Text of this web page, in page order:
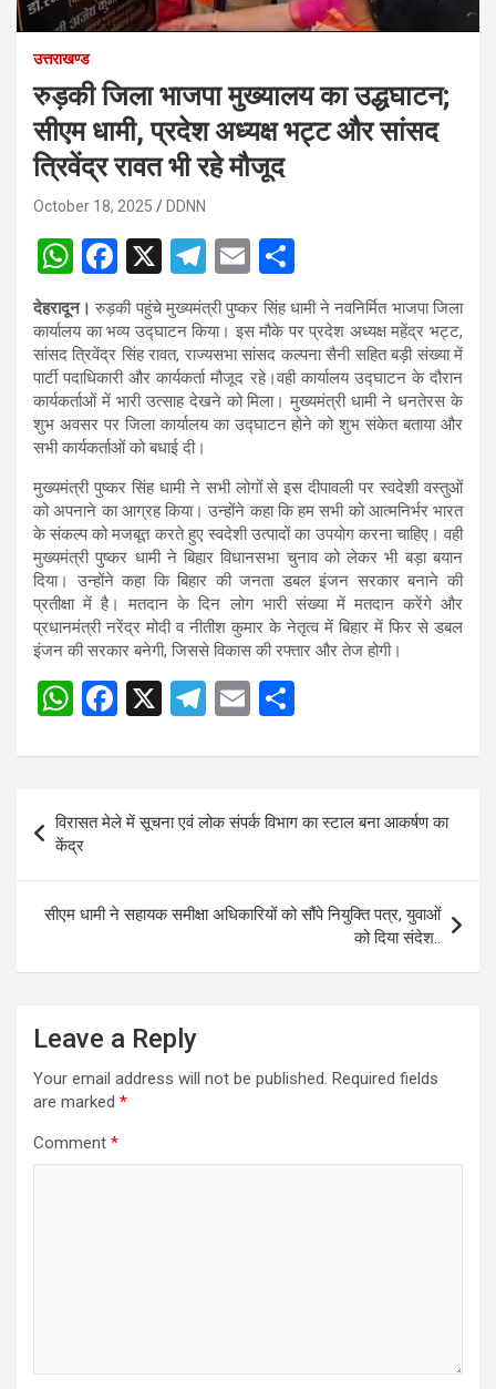
उत्तराखण्ड
रुड़की जिला भाजपा मुख्यालय का उद्धघाटन;
सीएम धामी, प्रदेश अध्यक्ष भट्ट और सांसद
त्रिवेंद्र रावत भी रहे मौजूद
October 18, 2025 DDNN
W
h
at
s
A
p
p
F
a
ce
b
o
o
k
X
T
el
e
gr
a
m
E
m
ail
h
ar
e
देहरादून। रुड़की पहुंचे मुख्यमंत्री पुष्कर सिंह धामी ने नवनिर्मित भाजपा जिला
कार्यालय का भव्य उद्घाटन किया। इस मौके पर प्रदेश अध्यक्ष महेंद्र भट्ट,
सांसद त्रिवेंद्र सिंह रावत, राज्यसभा सांसद कल्पना सैनी सहित बड़ी संख्या में
पार्टी पदाधिकारी और कार्यकर्ता मौजूद रहे।वही कार्यालय उद्घाटन के दौरान
कार्यकर्ताओं में भारी उत्साह देखने को मिला। मुख्यमंत्री धामी ने धनतेरस के
शुभ अवसर पर जिला कार्यालय का उद्घाटन होने को शुभ संकेत बताया और
सभी कार्यकर्ताओं को बधाई दी।
मुख्यमंत्री पुष्कर सिंह धामी ने सभी लोगों से इस दीपावली पर स्वदेशी वस्तुओं
को अपनाने का आग्रह किया। उन्होंने कहा कि हम सभी को आत्मनिर्भर भारत
के संकल्प को मजबूत करते हुए स्वदेशी उत्पादों का उपयोग करना चाहिए। वही
मुख्यमंत्री पुष्कर धामी ने बिहार विधानसभा चुनाव को लेकर भी बड़ा बयान
दिया। उन्होंने कहा कि बिहार की जनता डबल इंजन सरकार बनाने की
प्रतीक्षा में है। मतदान के दिन लोग भारी संख्या में मतदान करेंगे और
प्रधानमंत्री नरेंद्र मोदी व नीतीश कुमार के नेतृत्व में बिहार में फिर से डबल
इंजन की सरकार बनेगी, जिससे विकास की रफ्तार और तेज होगी।
PostW
at
A
p
p
F
ce
b
o
o
k
X
T
e
gr
a
m
E
ail ar
Post
navigation
विरासत मेले में सूचना एवं लोक संपर्क विभाग का स्टाल बना आकर्षण का
केंद्र
सीएम धामी ने सहायक समीक्षा अधिकारियों को सौंपे नियुक्ति पत्र, युवाओं
को दिया संदेश..
Leave a Reply
Your email address will not be published. Required fields
are marked *
Comment *